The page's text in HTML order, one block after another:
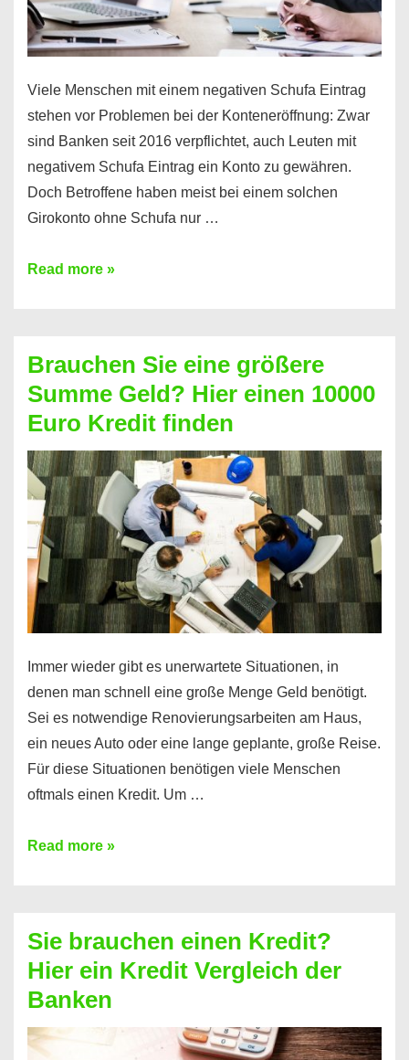
Viele Menschen mit einem negativen Schufa Eintrag
stehen vor Problemen bei der Konteneröffnung: Zwar
sind Banken seit 2016 verpflichtet, auch Leuten mit
negativem Schufa Eintrag ein Konto zu gewähren.
Doch Betroffene haben meist bei einem solchen
Girokonto ohne Schufa nur …
Günstiges
Geht
das
überhaupt?
Na
klar!
Read more »
Brauchen Sie eine größere
Summe Geld? Hier einen 10000
Euro Kredit finden
Immer wieder gibt es unerwartete Situationen, in
denen man schnell eine große Menge Geld benötigt.
Sei es notwendige Renovierungsarbeiten am Haus,
ein neues Auto oder eine lange geplante, große Reise.
Für diese Situationen benötigen viele Menschen
oftmals einen Kredit. Um …
Brauchen
Summe
Geld?
Hier
einen
10000
Read more »
Sie brauchen einen Kredit?
Hier ein Kredit Vergleich der
Banken